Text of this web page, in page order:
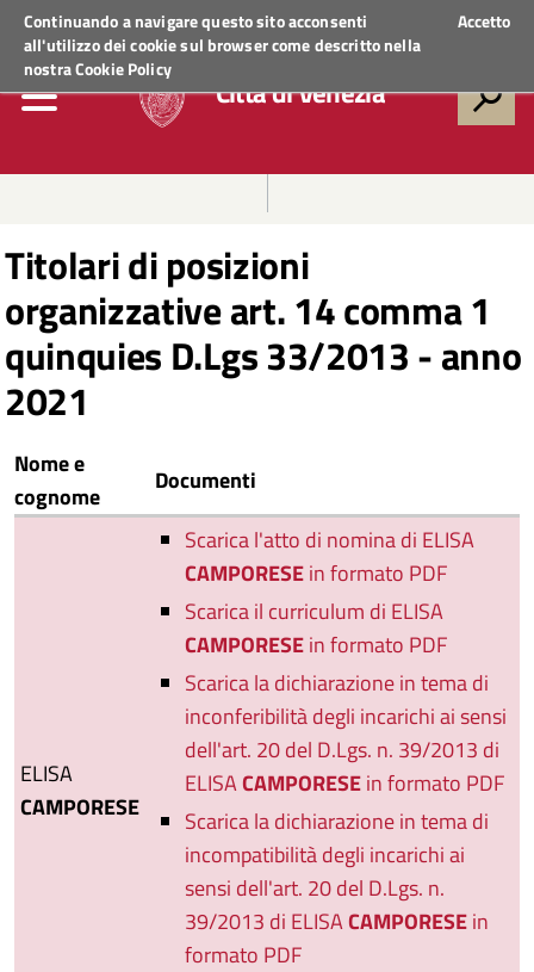
Continuando a navigare questo sito acconsenti
all'utilizzo dei cookie sul browser come descritto nella
nostraCookie Policy
Accetto
Regione VenetoACCEDI AI SERVIZI
Città di Venezia
Titolari di posizioni
organizzative art. 14 comma 1
quinquies D.Lgs 33/2013 - anno
2021
Nome e
cognome
Documenti
ELISA
CAMPORESE
Scarica l'atto di nomina di ELISA
CAMPORESEin formato PDF
Scarica il curriculum di ELISA
CAMPORESEin formato PDF
Scarica la dichiarazione in tema di
inconferibilità degli incarichi ai sensi
dell'art. 20 del D.Lgs. n. 39/2013 di
ELISACAMPORESEin formato PDF
Scarica la dichiarazione in tema di
incompatibilità degli incarichi ai
sensi dell'art. 20 del D.Lgs. n.
39/2013 di ELISACAMPORESEin
formato PDF